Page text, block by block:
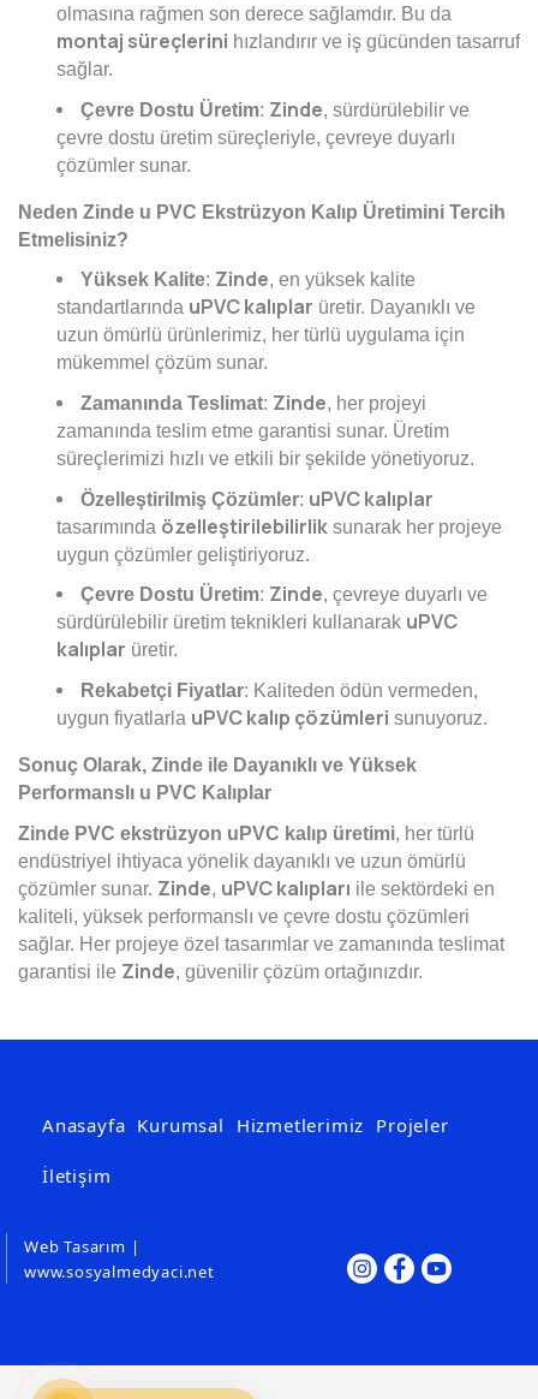
olmasına rağmen son derece sağlamdır. Bu da
montaj süreçlerini hızlandırır ve iş gücünden tasarruf
sağlar.
Çevre Dostu Üretim: Zinde, sürdürülebilir ve
çevre dostu üretim süreçleriyle, çevreye duyarlı
çözümler sunar.
Neden Zinde u PVC Ekstrüzyon Kalıp Üretimini Tercih
Etmelisiniz?
Yüksek Kalite: Zinde, en yüksek kalite
standartlarında uPVC kalıplar üretir. Dayanıklı ve
uzun ömürlü ürünlerimiz, her türlü uygulama için
mükemmel çözüm sunar.
Zamanında Teslimat: Zinde, her projeyi
zamanında teslim etme garantisi sunar. Üretim
süreçlerimizi hızlı ve etkili bir şekilde yönetiyoruz.
Özelleştirilmiş Çözümler: uPVC kalıplar
tasarımında özelleştirilebilirlik sunarak her projeye
uygun çözümler geliştiriyoruz.
Çevre Dostu Üretim: Zinde, çevreye duyarlı ve
sürdürülebilir üretim teknikleri kullanarak uPVC
kalıplar üretir.
Rekabetçi Fiyatlar: Kaliteden ödün vermeden,
uygun fiyatlarla uPVC kalıp çözümleri sunuyoruz.
Sonuç Olarak, Zinde ile Dayanıklı ve Yüksek
Performanslı u PVC Kalıplar
Zinde PVC ekstrüzyon uPVC kalıp üretimi, her türlü
endüstriyel ihtiyaca yönelik dayanıklı ve uzun ömürlü
çözümler sunar. Zinde, uPVC kalıpları ile sektördeki en
kaliteli, yüksek performanslı ve çevre dostu çözümleri
sağlar. Her projeye özel tasarımlar ve zamanında teslimat
garantisi ile Zinde, güvenilir çözüm ortağınızdır.
Anasayfa Kurumsal Hizmetlerimiz Projeler
İletişim
Web Tasarım |
www.sosyalmedyaci.net